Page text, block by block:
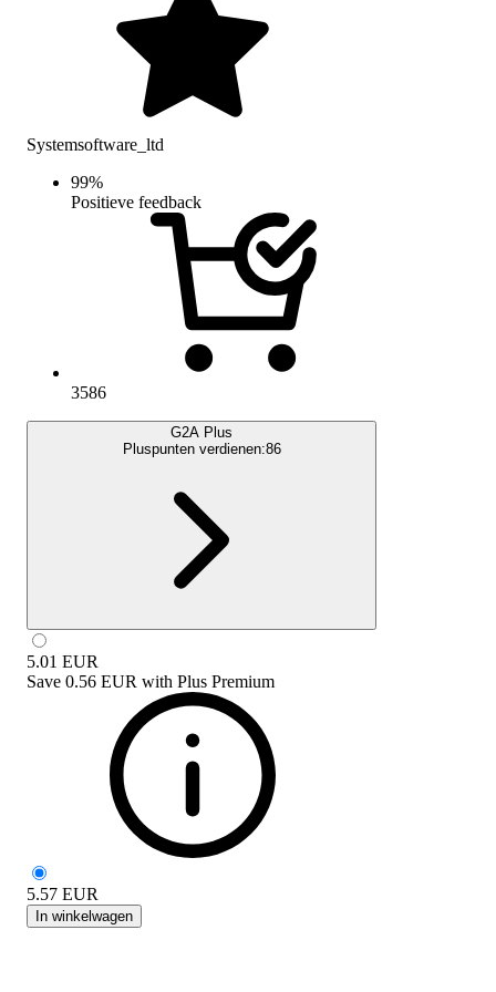
Systemsoftware_ltd
99%
Positieve feedback
3586
G2A Plus
Pluspunten verdienen:86
5.01 EUR
Save 0.56 EUR with Plus Premium
5.57 EUR
In winkelwagen